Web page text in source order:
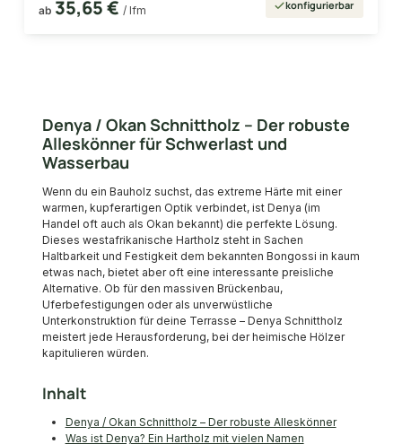
ab 35,65 € / lfm konfigurierbar
Denya / Okan Schnittholz – Der robuste
Alleskönner für Schwerlast und
Wasserbau
Wenn du ein Bauholz suchst, das extreme Härte mit einer
warmen, kupferartigen Optik verbindet, ist Denya (im
Handel oft auch als Okan bekannt) die perfekte Lösung.
Dieses westafrikanische Hartholz steht in Sachen
Haltbarkeit und Festigkeit dem bekannten Bongossi in kaum
etwas nach, bietet aber oft eine interessante preisliche
Alternative. Ob für den massiven Brückenbau,
Uferbefestigungen oder als unverwüstliche
Unterkonstruktion für deine Terrasse – Denya Schnittholz
meistert jede Herausforderung, bei der heimische Hölzer
kapitulieren würden.
Inhalt
Denya / Okan Schnittholz – Der robuste Alleskönner
Was ist Denya? Ein Hartholz mit vielen Namen